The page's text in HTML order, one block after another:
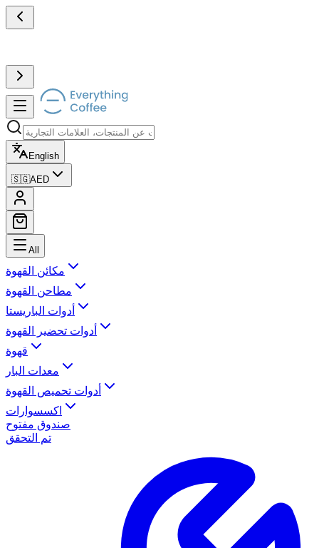
English
🇸🇬AED
All
مكائن القهوة
مطاحن القهوة
أدوات الباريستا
أدوات تحضير القهوة
قهوة
معدات البار
أدوات تحميص القهوة
اكسسوارات
صندوق مفتوح
تم التحقق